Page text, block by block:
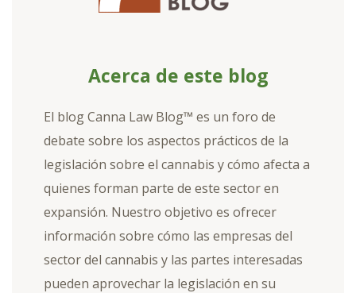
Acerca de este blog
El blog Canna Law Blog™ es un foro de
debate sobre los aspectos prácticos de la
legislación sobre el cannabis y cómo afecta a
quienes forman parte de este sector en
expansión. Nuestro objetivo es ofrecer
información sobre cómo las empresas del
sector del cannabis y las partes interesadas
pueden aprovechar la legislación en su